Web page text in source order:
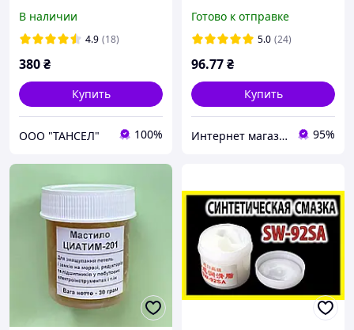
В наличии
4.9 (18)
380₴
Купить
ООО "ТАНСЕЛ" 100%
Готово к отправке
5.0 (24)
96.77₴
Купить
Интернет магазин "Детали". Запчасти для электро и бензоинструмента 95%